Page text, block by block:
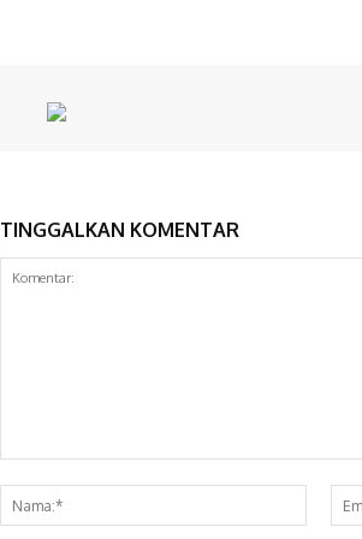
TINGGALKAN KOMENTAR